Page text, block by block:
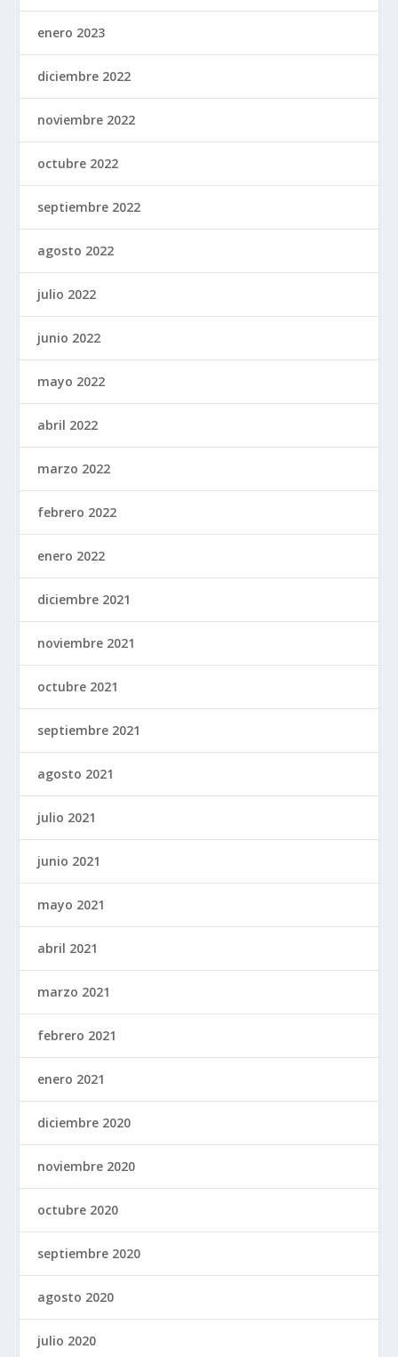
enero 2023
diciembre 2022
noviembre 2022
octubre 2022
septiembre 2022
agosto 2022
julio 2022
junio 2022
mayo 2022
abril 2022
marzo 2022
febrero 2022
enero 2022
diciembre 2021
noviembre 2021
octubre 2021
septiembre 2021
agosto 2021
julio 2021
junio 2021
mayo 2021
abril 2021
marzo 2021
febrero 2021
enero 2021
diciembre 2020
noviembre 2020
octubre 2020
septiembre 2020
agosto 2020
julio 2020